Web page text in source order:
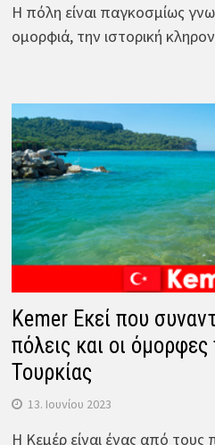
Η πόλη είναι παγκοσμίως
ομορφιά, την ιστορική
Kemer Εκεί που
πόλεις και οι
Τουρκίας
13. Ιουνίου 2023
Η Κεμέρ είναι ένας από τους